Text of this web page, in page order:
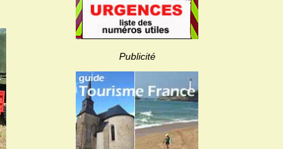
Publicité